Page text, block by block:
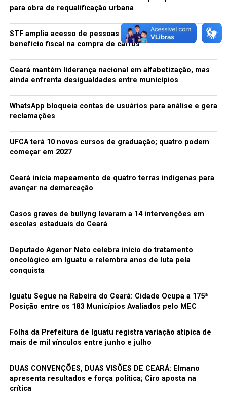
para obra de requalificação urbana
STF amplia acesso de pessoas com autismo nível 1 a
benefício fiscal na compra de carros
Ceará mantém liderança nacional em alfabetização, mas
ainda enfrenta desigualdades entre municípios
WhatsApp bloqueia contas de usuários para análise e gera
reclamações
UFCA terá 10 novos cursos de graduação; quatro podem
começar em 2027
Ceará inicia mapeamento de quatro terras indígenas para
avançar na demarcação
Casos graves de bullyng levaram a 14 intervenções em
escolas estaduais do Ceará
Deputado Agenor Neto celebra início do tratamento
oncológico em Iguatu e relembra anos de luta pela
conquista
Iguatu Segue na Rabeira do Ceará: Cidade Ocupa a 175ª
Posição entre os 183 Municípios Avaliados pelo MEC
Folha da Prefeitura de Iguatu registra variação atípica de
mais de mil vínculos entre junho e julho
DUAS CONVENÇÕES, DUAS VISÕES DE CEARÁ: Elmano
apresenta resultados e força política; Ciro aposta na
crítica